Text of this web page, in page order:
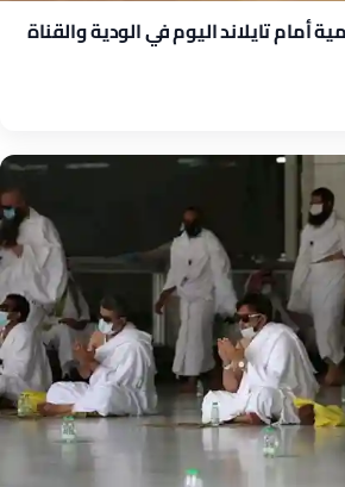
أمام تايلاند اليوم في الودية والقناة